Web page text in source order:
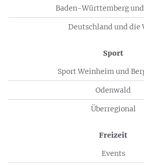
Baden-Württemberg
Deutschland und die
Sport
Sport Weinheim und
Odenwald
Überregional
Freizeit
Events